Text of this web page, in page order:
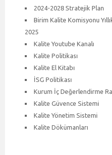
2024-2028 Stratejik Plan
Birim Kalite Komisyonu
2025
Kalite Youtube Kanalı
Kalite Politikası
Kalite El Kitabı
İSG Politikası
Kurum İç Değerlendirme
Kalite Güvence Sistemi
Kalite Yönetim Sistemi
Kalite Dökümanları